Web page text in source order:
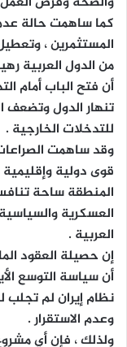
كما ساهمت حالة
المستثمرين ،
من الدول العربية
أن فتح الباب أمام
تنهار الدول
للتدخلات الخارجية .
وقد ساهمت
قوى دولية
المنطقة ساحة
العسكرية
العربية .
إن حصيلة العقود
أن سياسة التوسع
نظام إيران لم تجلب
وعدم الاستقرار .
ولذلك ، فإن أي